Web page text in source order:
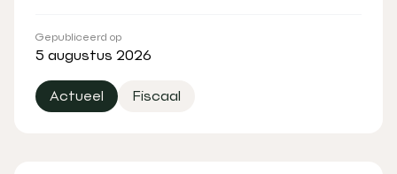
Gepubliceerd op
5 augustus 2026
Actueel Fiscaal